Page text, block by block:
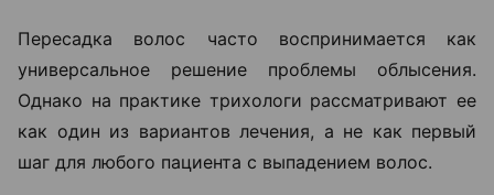
Пересадка волос часто воспринимается как
универсальное решение проблемы облысения.
Однако на практике трихологи рассматривают ее
как один из вариантов лечения, а не как первый
шаг для любого пациента с выпадением волос.